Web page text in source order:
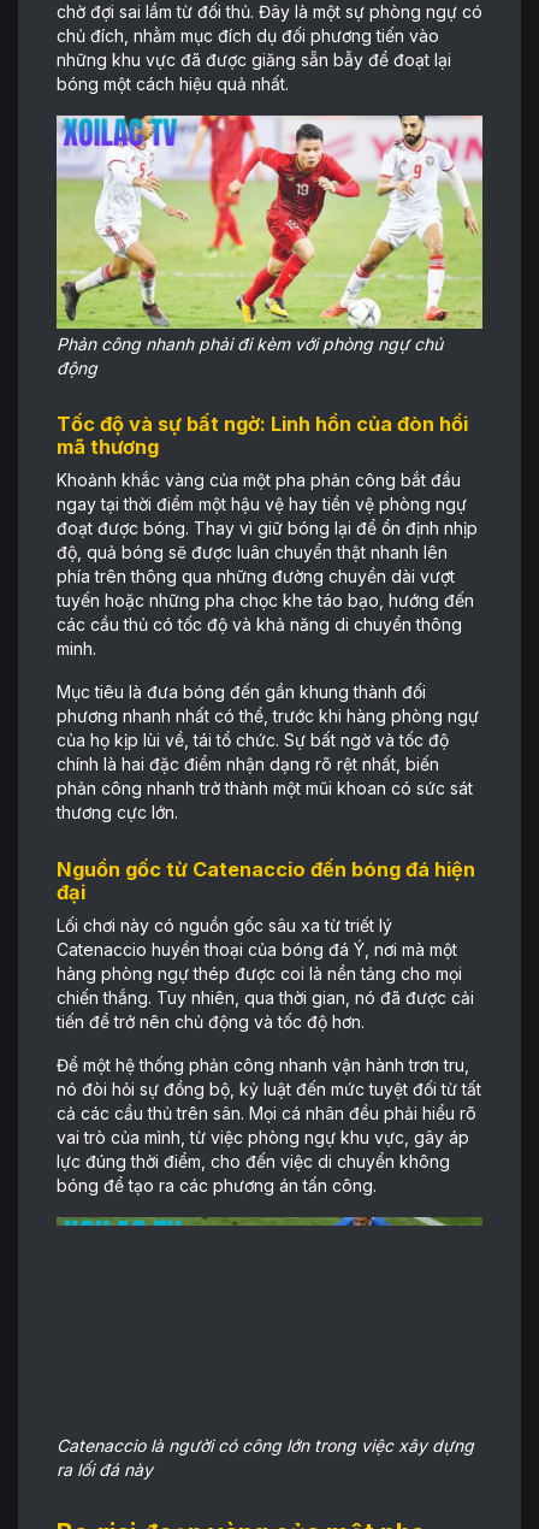
chờ đợi sai lầm từ đối thủ. Đây là một sự phòng ngự có
chủ đích, nhằm mục đích dụ đối phương tiến vào
những khu vực đã được giăng sẵn bẫy để đoạt lại
bóng một cách hiệu quả nhất.
Phản công nhanh phải đi kèm với phòng ngự chủ
động
Tốc độ và sự bất ngờ: Linh hồn của đòn hồi
mã thương
Khoảnh khắc vàng của một pha phản công bắt đầu
ngay tại thời điểm một hậu vệ hay tiền vệ phòng ngự
đoạt được bóng. Thay vì giữ bóng lại để ổn định nhịp
độ, quả bóng sẽ được luân chuyển thật nhanh lên
phía trên thông qua những đường chuyền dài vượt
tuyến hoặc những pha chọc khe táo bạo, hướng đến
các cầu thủ có tốc độ và khả năng di chuyển thông
minh.
Mục tiêu là đưa bóng đến gần khung thành đối
phương nhanh nhất có thể, trước khi hàng phòng ngự
của họ kịp lùi về, tái tổ chức. Sự bất ngờ và tốc độ
chính là hai đặc điểm nhận dạng rõ rệt nhất, biến
phản công nhanh trở thành một mũi khoan có sức sát
thương cực lớn.
Nguồn gốc từ Catenaccio đến bóng đá hiện
đại
Lối chơi này có nguồn gốc sâu xa từ triết lý
Catenaccio huyền thoại của bóng đá Ý, nơi mà một
hàng phòng ngự thép được coi là nền tảng cho mọi
chiến thắng. Tuy nhiên, qua thời gian, nó đã được cải
tiến để trở nên chủ động và tốc độ hơn.
Để một hệ thống phản công nhanh vận hành trơn tru,
nó đòi hỏi sự đồng bộ, kỷ luật đến mức tuyệt đối từ tất
cả các cầu thủ trên sân. Mọi cá nhân đều phải hiểu rõ
vai trò của mình, từ việc phòng ngự khu vực, gây áp
lực đúng thời điểm, cho đến việc di chuyển không
bóng để tạo ra các phương án tấn công.
Catenaccio là người có công lớn trong việc xây dựng
ra lối đá này